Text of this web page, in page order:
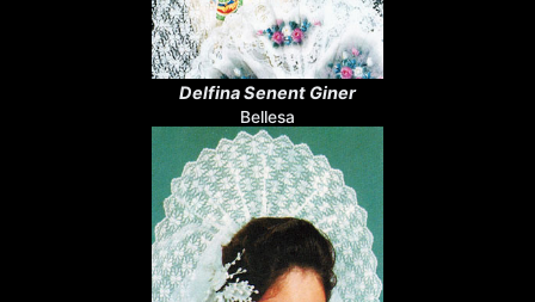
Delfina Senent Giner
Bellesa